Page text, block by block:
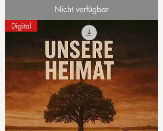
Nicht verfügbar
Digital